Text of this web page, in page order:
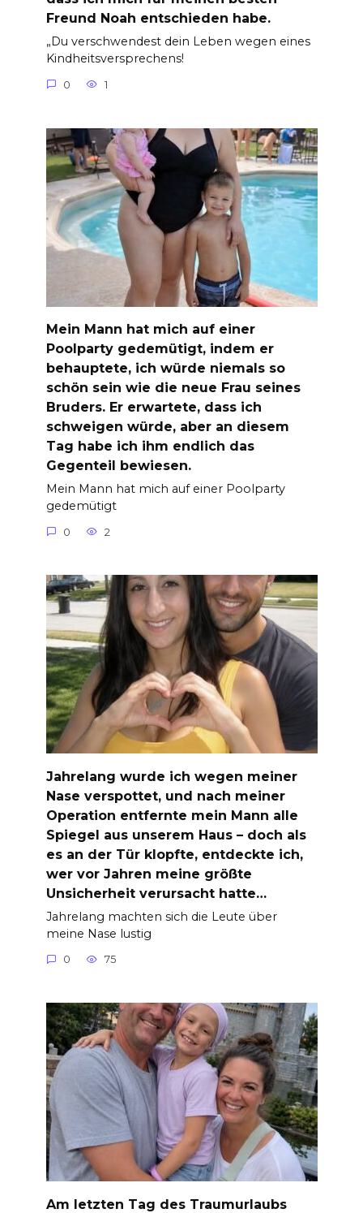
Freund Noah entschieden habe.
„Du verschwendest dein Leben wegen eines
Kindheitsversprechens!
0 1
Mein Mann hat mich auf einer
Poolparty gedemütigt, indem er
behauptete, ich würde niemals so
schön sein wie die neue Frau seines
Bruders. Er erwartete, dass ich
schweigen würde, aber an diesem
Tag habe ich ihm endlich das
Gegenteil bewiesen.
Mein Mann hat mich auf einer Poolparty
gedemütigt
0 2
Jahrelang wurde ich wegen meiner
Nase verspottet, und nach meiner
Operation entfernte mein Mann alle
Spiegel aus unserem Haus – doch als
es an der Tür klopfte, entdeckte ich,
wer vor Jahren meine größte
Unsicherheit verursacht hatte…
Jahrelang machten sich die Leute über
meine Nase lustig
0 75
Am letzten Tag des Traumurlaubs